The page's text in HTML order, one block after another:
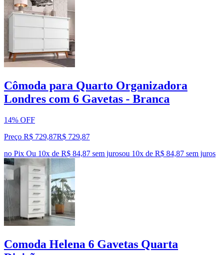
Cômoda para Quarto Organizadora
Londres com 6 Gavetas - Branca
14% OFF
Preço R$ 729,87R$ 729,87
no Pix Ou 10x de R$ 84,87 sem jurosou 10x de R$ 84,87 sem juros
Comoda Helena 6 Gavetas Quarta